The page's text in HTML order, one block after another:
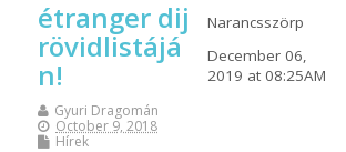
étranger dij
rövidlistájá
n!
Gyuri Dragomán
October 9, 2018
Hírek
Narancsszörp
December 06,
2019 at 08:25AM